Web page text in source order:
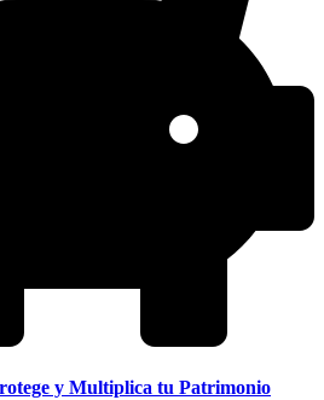
y Multiplica tu Patrimonio